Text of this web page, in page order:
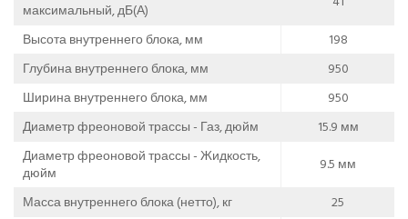
максимальный, дБ(А)
Высота внутреннего блока, мм
198
Глубина внутреннего блока, мм
950
Ширина внутреннего блока, мм
950
Диаметр фреоновой трассы - Газ, дюйм
15.9 мм
Диаметр фреоновой трассы - Жидкость,
дюйм
9.5 мм
Масса внутреннего блока (нетто), кг
25